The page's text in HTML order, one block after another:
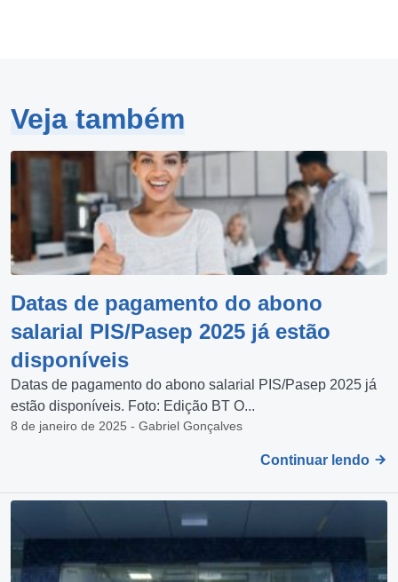
Veja também
Datas de pagamento do abono
salarial PIS/Pasep 2025 já estão
disponíveis
Datas de pagamento do abono salarial PIS/Pasep 2025 já
estão disponíveis. Foto: Edição BT O...
8 de janeiro de 2025 - Gabriel Gonçalves
Continuar lendo